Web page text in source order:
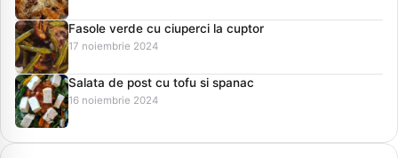
Fasole verde cu ciuperci la cuptor
17 noiembrie 2024
Salata de post cu tofu si spanac
16 noiembrie 2024